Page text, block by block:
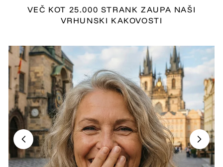
VEČ KOT 25.000 STRANK ZAUPA NAŠI
VRHUNSKI KAKOVOSTI